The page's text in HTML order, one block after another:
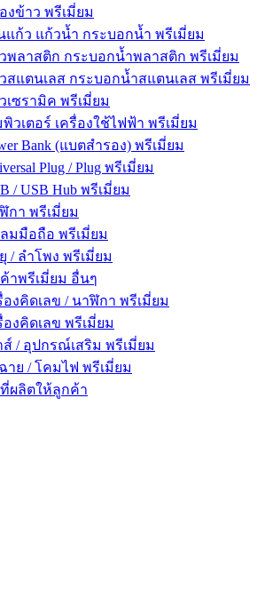
งข้าว พรีเมี่ยม
แก้ว แก้วน้ำ กระบอกน้ำ พรีเมี่ยม
พลาสติก กระบอกน้ำพลาสติก พรีเมี่ยม
สแตนเลส กระบอกน้ำสแตนเลส พรีเมี่ยม
เซรามิค พรีเมี่ยม
วเตอร์ เครื่องใช้ไฟฟ้า พรีเมี่ยม
Bank (แบตสำรอง) พรีเมี่ยม
Plug / Plug พรีเมี่ยม
/ USB Hub พรีเมี่ยม
กา พรีเมี่ยม
มมือถือ พรีเมี่ยม
/ ลำโพง พรีเมี่ยม
าพรีเมี่ยม อื่นๆ
องคิดเลข / นาฬิกา พรีเมี่ยม
องคิดเลข พรีเมี่ยม
ส์ / อุปกรณ์เสริม พรีเมี่ยม
าย / โคมไฟ พรีเมี่ยม
ผลิตให้ลูกค้า